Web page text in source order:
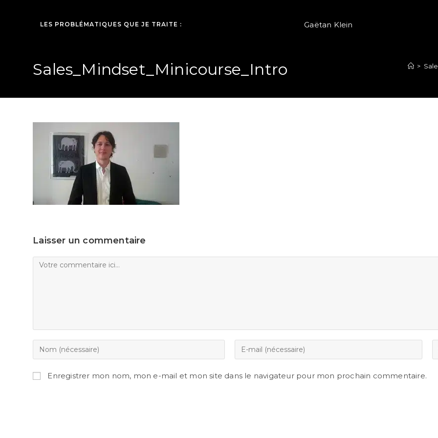
LES PROBLÉMATIQUES QUE JE TRAITE : Gaëtan Klein
Sales_Mindset_Minicourse_Intro >
Laisser un commentaire
Enregistrer mon nom, mon e-mail et mon site dans le navigateur pour mon prochain commentaire.